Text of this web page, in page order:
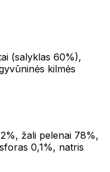
(salyklas 60%),
kilmės
žali pelenai 78%,
0,1%, natris